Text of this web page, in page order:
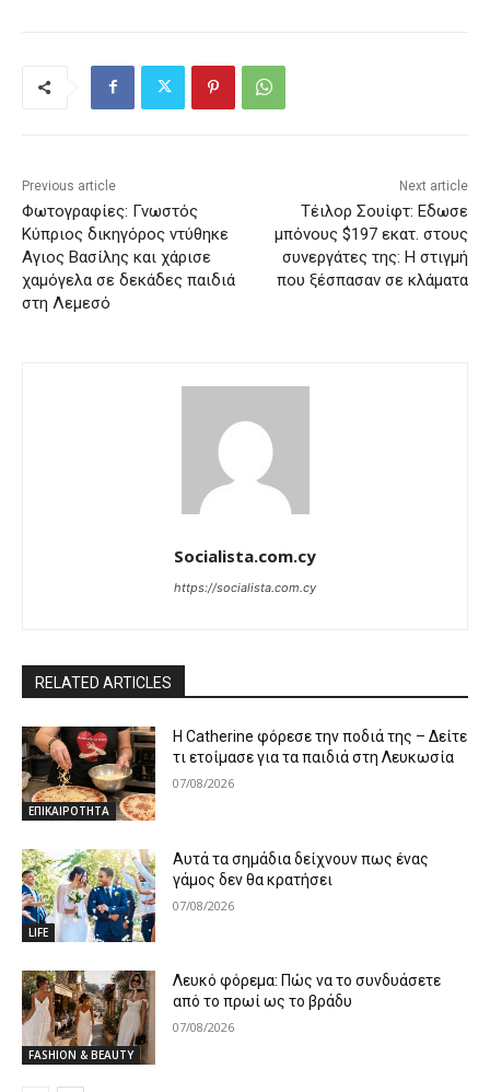
Previous article
Φωτογραφίες: Γνωστός
Κύπριος δικηγόρος ντύθηκε
Αγιος Βασίλης και χάρισε
χαμόγελα σε δεκάδες παιδιά
στη Λεμεσό
Next article
Tέιλορ Σουίφτ: Eδωσε
μπόνους $197 εκατ. στους
συνεργάτες της: Η στιγμή
που ξέσπασαν σε κλάματα
Socialista.com.cy
https://socialista.com.cy
RELATED ARTICLES
ΕΠΙΚΑΙΡΟΤΗΤΑ
Η Catherine φόρεσε την ποδιά της – Δείτε
τι ετοίμασε για τα παιδιά στη Λευκωσία
07/08/2026
LIFE
Αυτά τα σημάδια δείχνουν πως ένας
γάμος δεν θα κρατήσει
07/08/2026
FASHION & BEAUTY
Λευκό φόρεμα: Πώς να το συνδυάσετε
από το πρωί ως το βράδυ
07/08/2026